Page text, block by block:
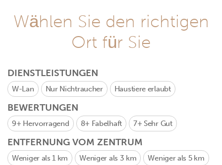
Wählen Sie den richtigen
Ort für Sie
DIENSTLEISTUNGEN
W-Lan Nur Nichtraucher Haustiere erlaubt
BEWERTUNGEN
9+ Hervorragend 8+ Fabelhaft 7+ Sehr Gut
ENTFERNUNG VOM ZENTRUM
Weniger als 1 km Weniger als 3 km Weniger als 5 km